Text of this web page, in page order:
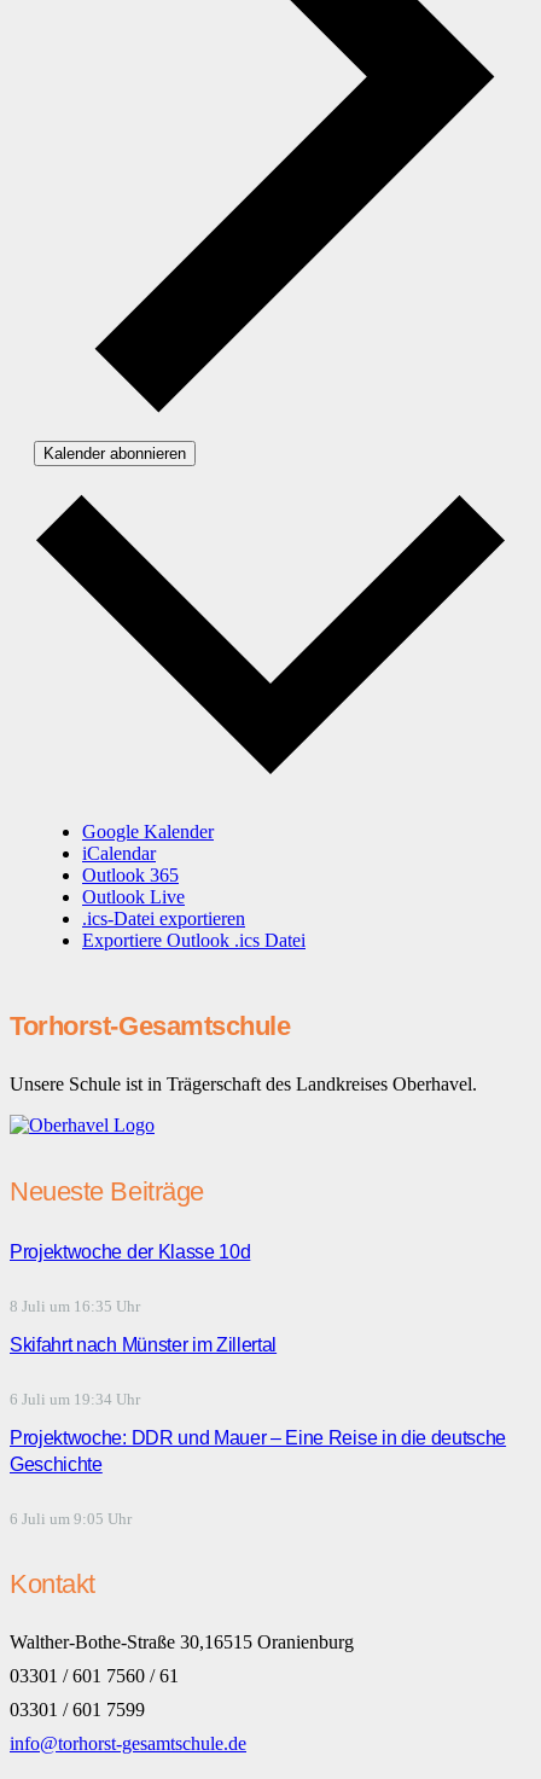
Kalender abonnieren
Google Kalender
iCalendar
Outlook 365
Outlook Live
.ics-Datei exportieren
Exportiere Outlook .ics Datei
Torhorst-Gesamtschule
Unsere Schule ist in Trägerschaft des Landkreises Oberhavel.
Neueste Beiträge
Projektwoche der Klasse 10d
8 Juli um 16:35 Uhr
Skifahrt nach Münster im Zillertal
6 Juli um 19:34 Uhr
Projektwoche: DDR und Mauer – Eine Reise in die deutsche
Geschichte
6 Juli um 9:05 Uhr
Kontakt
Walther-Bothe-Straße 30,16515 Oranienburg
03301 / 601 7560 / 61
03301 / 601 7599
info@torhorst-gesamtschule.de